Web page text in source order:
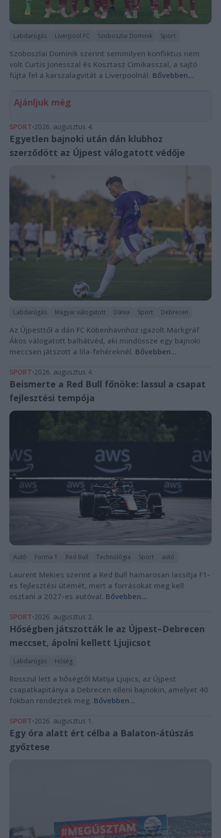
Labdarúgás Liverpool FC Szoboszlai Dominik Sport
Szoboszlai Dominik szerint semmilyen konfliktus nem
volt Curtis Jonesszal és Kosztasz Cimikasszal, a sajtó
fújta fel a karszalagvitát a Liverpoolnál. Bővebben...
Ajánljuk még
SPORT 2026. augusztus 4.
Egyetlen bajnoki után dán klubhoz
szerződött az Újpest válogatott védője
Labdarúgás Magyar válogatott Dánia Sport Debrecen
Az Újpesttől a dán FC Köbenhavnhoz igazolt Markgráf
Ákos válogatott balhátvéd, aki mindössze egy bajnoki
meccsen játszott a lila-fehéreknél. Bővebben...
SPORT 2026. augusztus 4.
Beismerte a Red Bull főnöke: lassul a csapat
fejlesztési tempója
Autó Forma 1 Red Bull Technológia Sport autó
Laurent Mekies szerint a Red Bull hamarosan lassítja F1-
es fejlesztési ütemét, mert a forrásokat meg kell
osztani a 2027-es autóval. Bővebben...
SPORT 2026. augusztus 2.
Hőségben játszották le az Újpest–Debrecen
meccset, ápolni kellett Ljujicsot
Labdarúgás Hőség
Rosszul lett a hőségtől Matija Ljujics, az Újpest
csapatkapitánya a Debrecen elleni bajnokin, amelyet 40
fokban rendeztek meg. Bővebben...
SPORT 2026. augusztus 1.
Egy óra alatt ért célba a Balaton-átúszás
győztese